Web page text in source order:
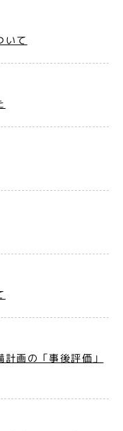
いて
画の「事後評価」